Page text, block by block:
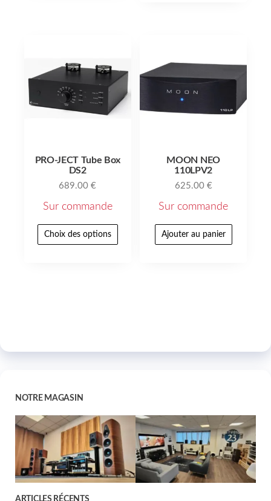
PRO-JECT Tube Box
DS2
689.00€
Sur commande
Choix des options
MOON NEO
110LPV2
625.00 €
Sur commande
Ajouter au panier
NOTRE MAGASIN
ARTICLES RÉCENTS